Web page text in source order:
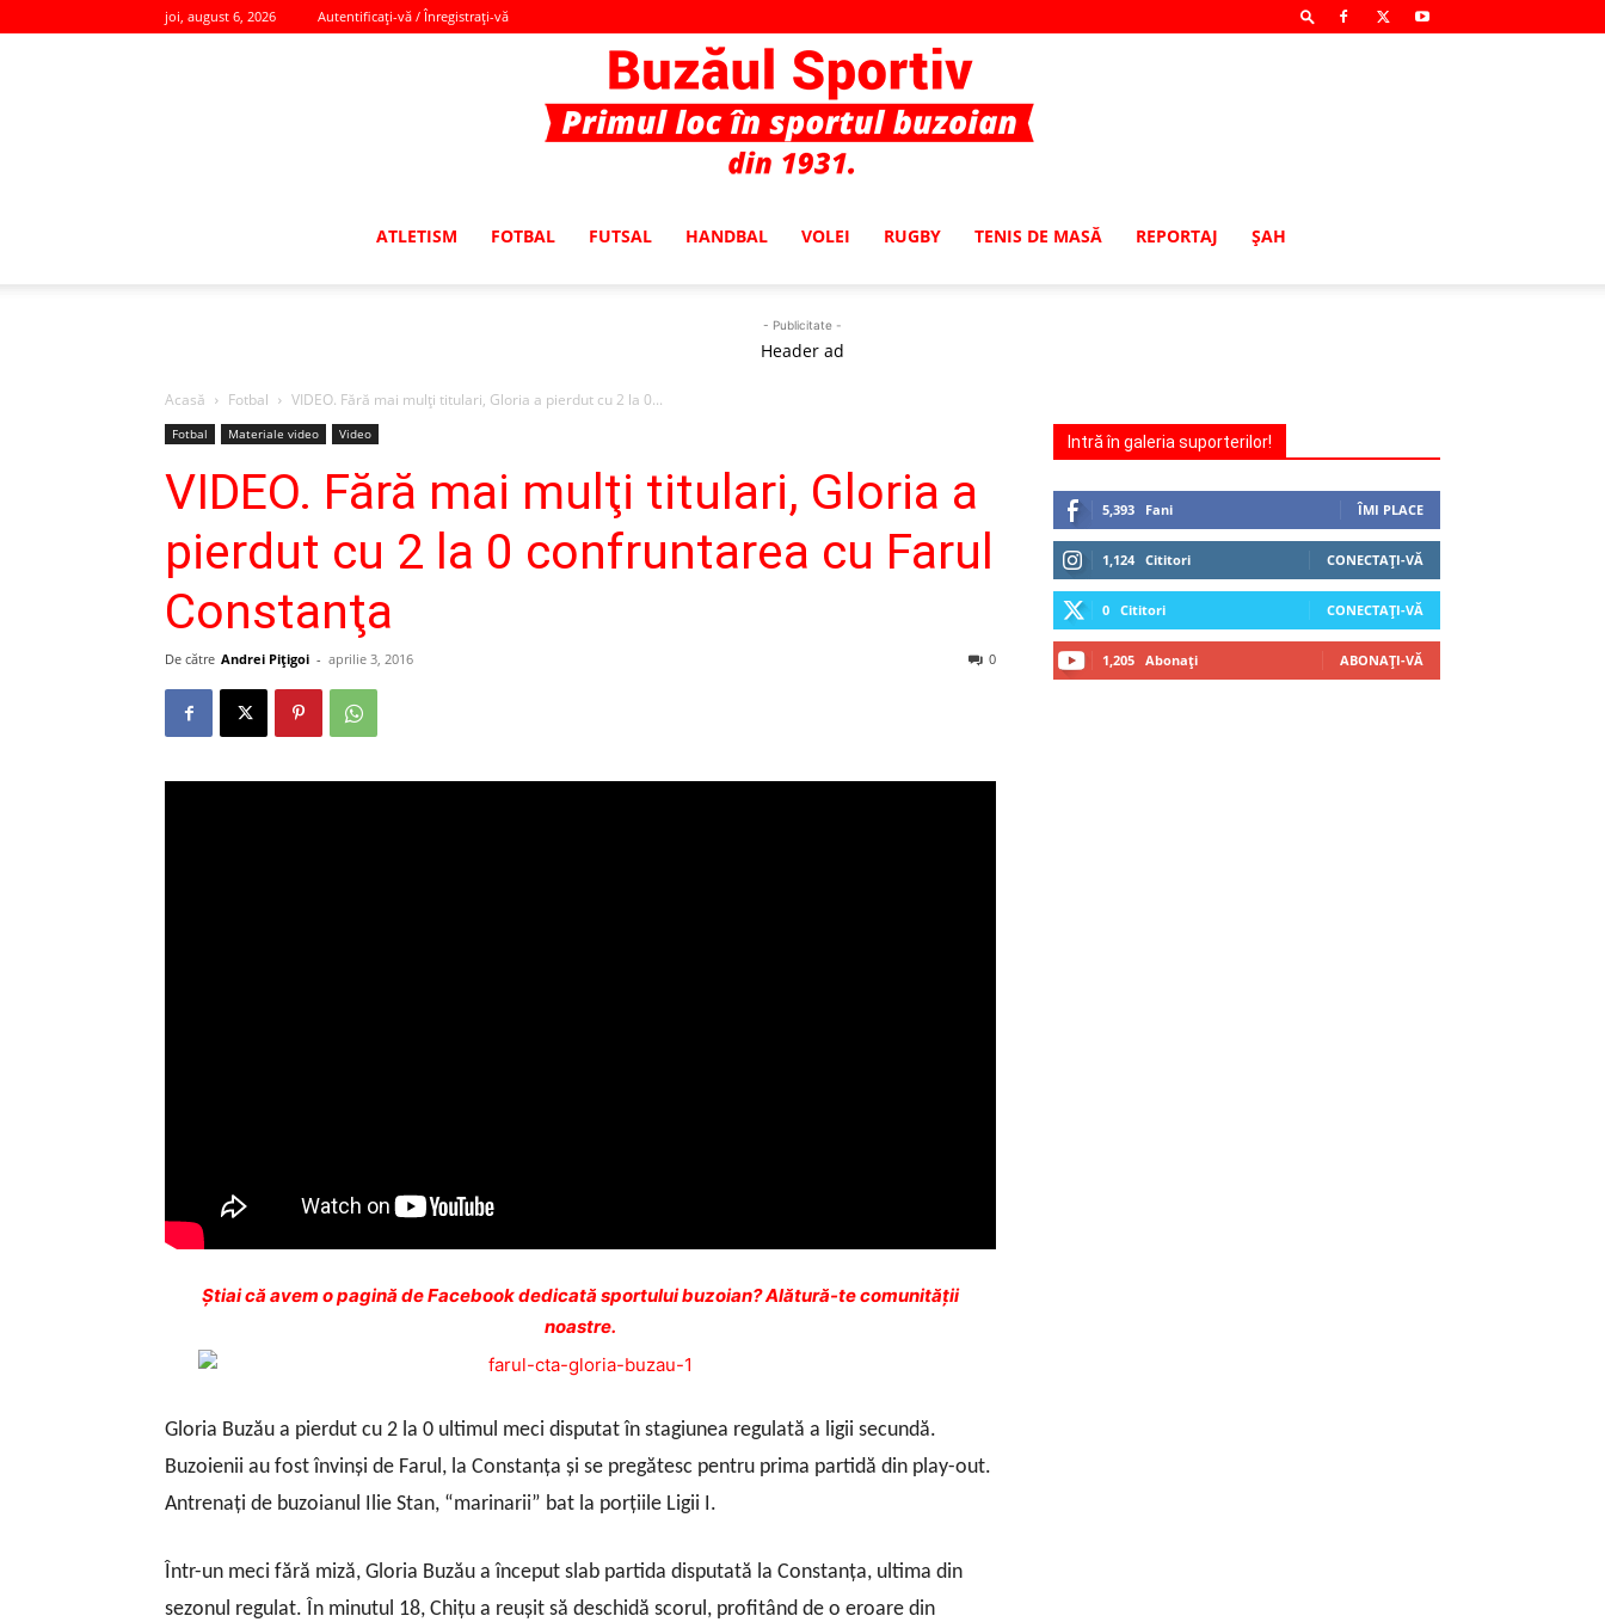
joi, august 6, 2026 Autentificați-vă / Înregistrați-vă
ATLETISM FOTBAL FUTSAL HANDBAL VOLEI RUGBY TENIS DE MASĂ REPORTAJ ŞAH
- Publicitate -
Header ad
Acasă Fotbal VIDEO. Fără mai mulţi titulari, Gloria a pierdut cu 2 la 0...
Fotbal Materiale video Video
VIDEO. Fără mai mulţi titulari, Gloria a
pierdut cu 2 la 0 confruntarea cu Farul
Constanţa
De către Andrei Pițigoi - aprilie 3, 2016 0
Ştiai că avem o pagină de Facebook dedicată sportului buzoian? Alătură-te comunității
noastre.
Gloria Buzău a pierdut cu 2 la 0 ultimul meci disputat în stagiunea regulată a ligii secundă.
Buzoienii au fost învinşi de Farul, la Constanţa şi se pregătesc pentru prima partidă din play-out.
Antrenaţi de buzoianul Ilie Stan, “marinarii” bat la porţiile Ligii I.
Într-un meci fără miză, Gloria Buzău a început slab partida disputată la Constanţa, ultima din
sezonul regulat. În minutul 18, Chiţu a reuşit să deschidă scorul, profitând de o eroare din
Intră în galeria suporterilor!
5,393 Fani ÎMI PLACE
1,124 Cititori CONECTAȚI-VĂ
0 Cititori CONECTAȚI-VĂ
1,205 Abonați ABONAȚI-VĂ